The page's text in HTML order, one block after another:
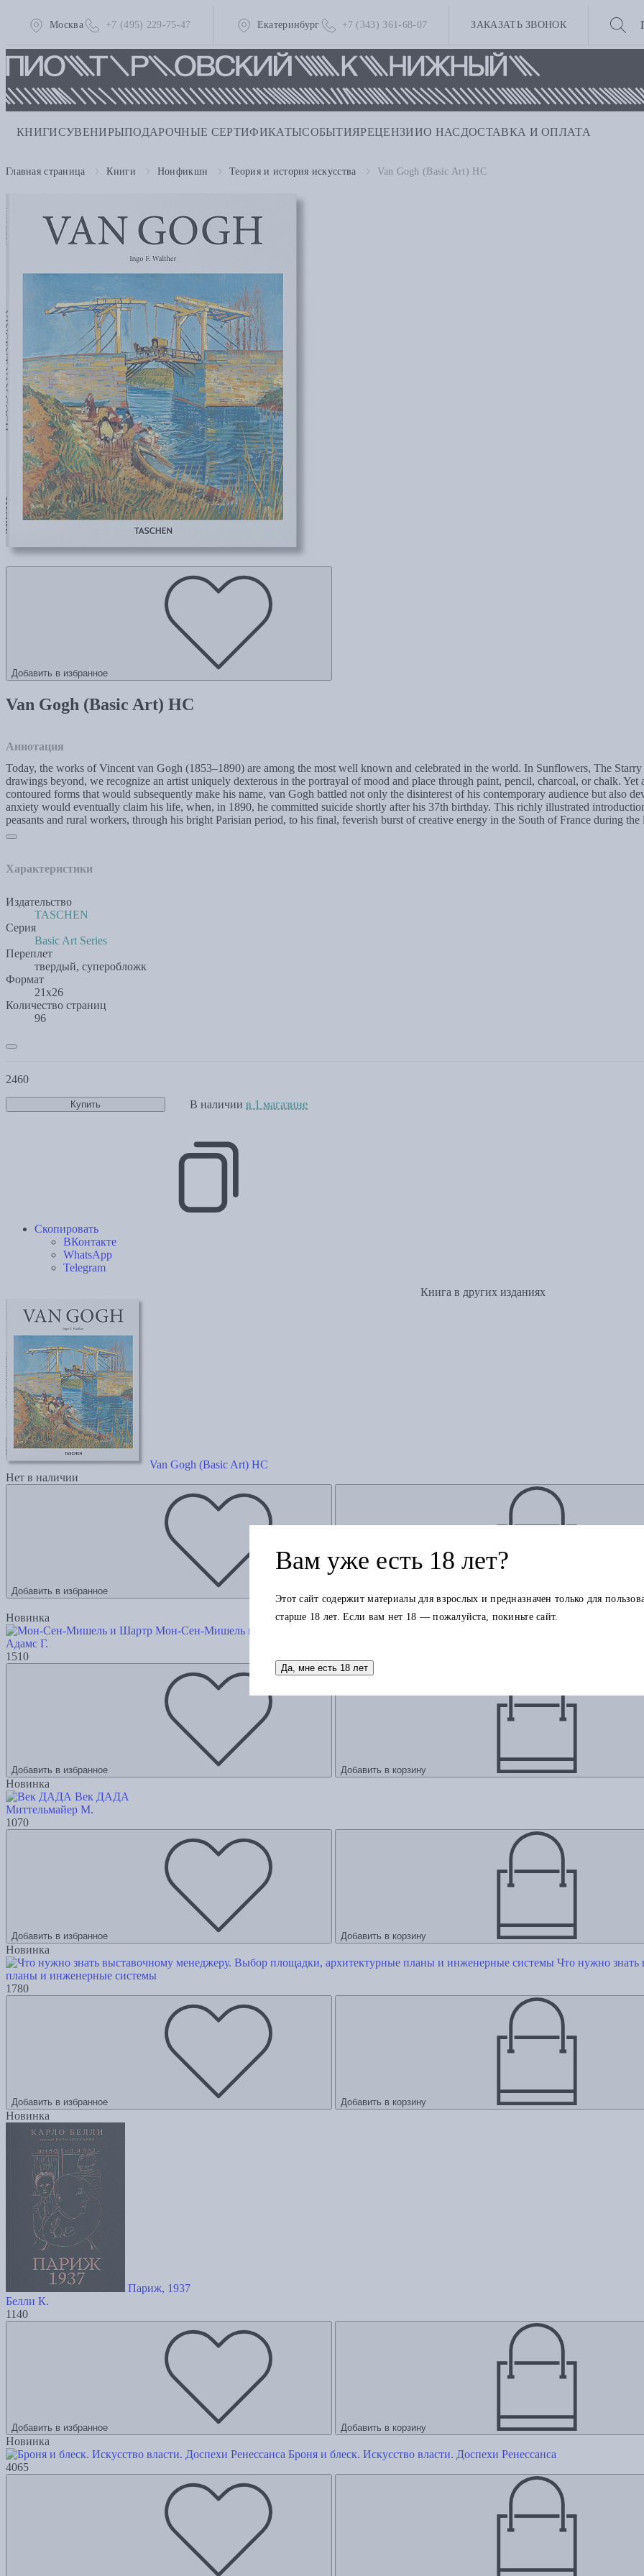
Москва +7 (495) 229-75-47 Екатеринбург +7 (343) 361-68-07 ЗАКАЗАТЬ ЗВОНОК
КНИГИСУВЕНИРЫПОДАРОЧНЫЕ СЕРТИФИКАТЫСОБЫТИЯРЕЦЕНЗИИО НАС ДОСТАВКА И ОПЛАТА
Главная страница Книги Нонфикшн Теория и история искусства Van Gogh (Basic Art) HC
Добавить в избранное
Van Gogh (Basic Art) HC
Аннотация
Today, the works of Vincent van Gogh (1853–1890) are among the most well known and celebrated in the world. In Sunflowers, The
drawings beyond, we recognize an artist uniquely dexterous in the portrayal of mood and place through paint, pencil, charcoal, or chalk.
contoured forms that would subsequently make his name, van Gogh battled not only the disinterest of his contemporary audience but also
anxiety would eventually claim his life, when, in 1890, he committed suicide shortly after his 37th birthday. This richly illustrated
peasants and rural workers, through his bright Parisian period, to his final, feverish burst of creative energy in the South of France during
Характеристики
Издательство
TASCHEN
Серия
Basic Art Series
Переплет
твердый, суперобложк
Формат
21x26
Количество страниц
96
2460
Купить В наличии в 1 магазине
Скопировать
ВКонтакте
WhatsApp
Telegram
Книга в других изданиях
Van Gogh (Basic Art) HC
Нет в наличии
Добавить в избранное
Похожие товары
Новинка
Мон-Сен-Мишель и Шартр
Адамс Г.
1510
Добавить в избранное Добавить в корзину
Новинка
Век ДАДА
Миттельмайер М.
1070
Добавить в избранное Добавить в корзину
Новинка
Что нужно знать
планы и инженерные системы
1780
Добавить в избранное Добавить в корзину
Новинка
Париж, 1937
Белли К.
1140
Добавить в избранное Добавить в корзину
Новинка
Броня и блеск. Искусство власти. Доспехи Ренессанса
4065
Вам уже есть 18 лет?
Этот сайт содержит материалы для взрослых и предназначен только для
старше 18 лет. Если вам нет 18 — пожалуйста, покиньте сайт.
Да, мне есть 18 лет